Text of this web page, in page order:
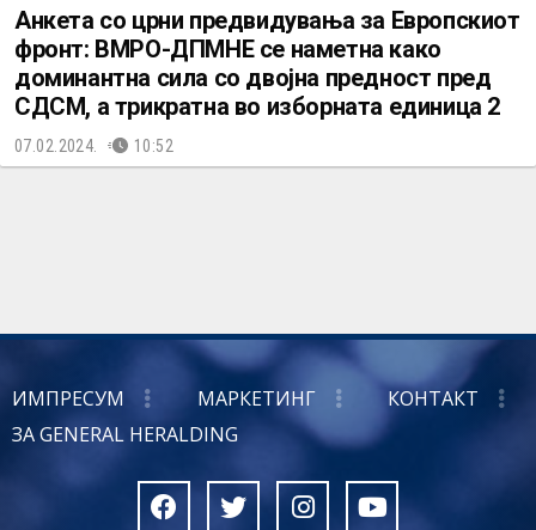
Анкета со црни предвидувања за Европскиот
фронт: ВМРО-ДПМНЕ се наметна како
доминантна сила со двојна предност пред
СДСМ, а трикратна во изборната единица 2
07.02.2024. 10:52
ИМПРЕСУМ МАРКЕТИНГ
КОНТАКТ
ЗА GENERAL HERALDING